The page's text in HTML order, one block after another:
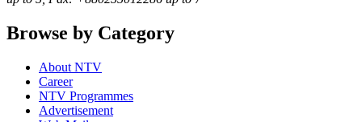
Browse by Category
About NTV
Career
NTV Programmes
Advertisement